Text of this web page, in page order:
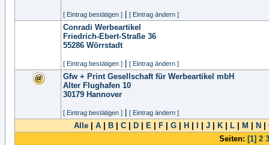
[ Eintrag bestätigen ] [ Eintrag ändern ]
Conradi Werbeartikel
Friedrich-Ebert-Straße 36
55286 Wörrstadt
[ Eintrag bestätigen ] [ Eintrag ändern ]
Gfw + Print Gesellschaft für Werbeartikel mbH
Alter Flughafen 10
30179 Hannover
[ Eintrag bestätigen ] [ Eintrag ändern ]
Alle A B C D E F G H J K L M N
Seiten: [1] 2 3